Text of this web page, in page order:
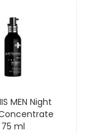
MEN Night
75 ml